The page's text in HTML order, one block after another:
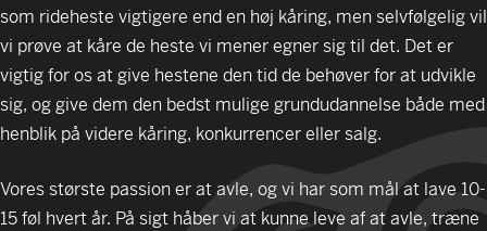
som rideheste vigtigere end en høj kåring, men selvfølgelig vil
vi prøve at kåre de heste vi mener egner sig til det. Det er
vigtig for os at give hestene den tid de behøver for at udvikle
sig, og give dem den bedst mulige grundudannelse både med
henblik på videre kåring, konkurrencer eller salg.
Vores største passion er at avle, og vi har som mål at lave 10-
15 føl hvert år. På sigt håber vi at kunne leve af at avle, træne